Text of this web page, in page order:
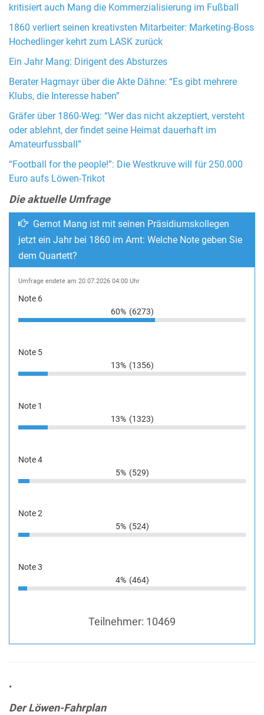
kritisiert auch Mang die Kommerzialisierung im Fußball
1860 verliert seinen kreativsten Mitarbeiter: Marketing-Boss
Hochedlinger kehrt zum LASK zurück
Ein Jahr Mang: Dirigent des Absturzes
Berater Hagmayr über die Akte Dähne: “Es gibt mehrere
Klubs, die Interesse haben”
Gräfer über 1860-Weg: “Wer das nicht akzeptiert, versteht
oder ablehnt, der findet seine Heimat dauerhaft im
Amateurfussball”
“Football for the people!”: Die Westkruve will für 250.000
Euro aufs Löwen-Trikot
Die aktuelle Umfrage
Gernot Mang ist mit seinen Präsidiumskollegen
jetzt ein Jahr bei 1860 im Amt: Welche Note geben Sie
dem Quartett?
Umfrage endete am 20.07.2026 04:00 Uhr
Note 6
60% (6273)
Note 5
13% (1356)
Note 1
13% (1323)
Note 4
5% (529)
Note 2
5% (524)
Note 3
4% (464)
Teilnehmer: 10469
•
Der Löwen-Fahrplan